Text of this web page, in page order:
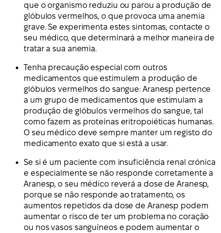
que o organismo reduziu ou parou a produção de
glóbulos vermelhos, o que provoca uma anemia
grave. Se experimenta estes sintomas, contacte o
seu médico, que determinará a melhor maneira de
tratar a sua anemia.
Tenha precaução especial com outros
medicamentos que estimulem a produção de
glóbulos vermelhos do sangue: Aranesp pertence
a um grupo de medicamentos que estimulam a
produção de glóbulos vermelhos do sangue, tal
como fazem as proteínas eritropoiéticas humanas.
O seu médico deve sempre manter um registo do
medicamento exato que si está a usar.
Se si é um paciente com insuficiência renal crónica
e especialmente se não responde corretamente a
Aranesp, o seu médico reverá a dose de Aranesp,
porque se não responde ao tratamento, os
aumentos repetidos da dose de Aranesp podem
aumentar o risco de ter um problema no coração
ou nos vasos sanguíneos e podem aumentar o